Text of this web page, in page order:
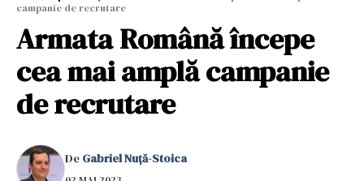
campanie de recrutare
Armata Română începe
cea mai amplă campanie
de recrutare
De Gabriel Nuță-Stoica